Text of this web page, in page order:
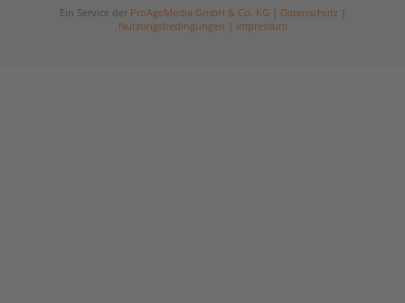
Ein Service der ProAgeMedia GmbH & Co. KG Datenschutz|
Nutzungsbedingungen
Impressum